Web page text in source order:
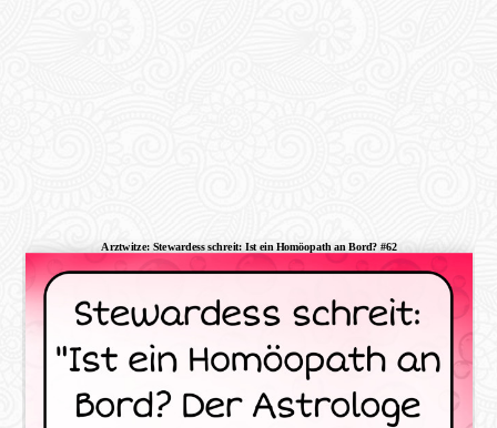
Arztwitze: Stewardess schreit: Ist ein Homöopath an Bord? #62